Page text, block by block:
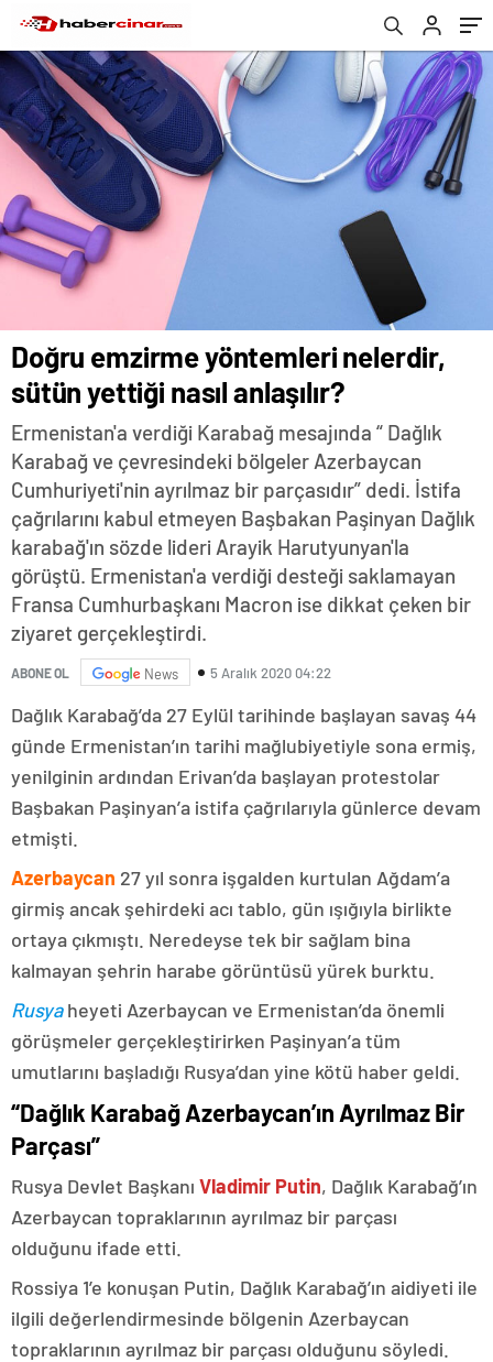
Doğru emzirme yöntemleri nelerdir,
sütün yettiği nasıl anlaşılır?
Ermenistan'a verdiği Karabağ mesajında “ Dağlık
Karabağ ve çevresindeki bölgeler Azerbaycan
Cumhuriyeti'nin ayrılmaz bir parçasıdır” dedi. İstifa
çağrılarını kabul etmeyen Başbakan Paşinyan Dağlık
karabağ'ın sözde lideri Arayik Harutyunyan'la
görüştü. Ermenistan'a verdiği desteği saklamayan
Fransa Cumhurbaşkanı Macron ise dikkat çeken bir
ziyaret gerçekleştirdi.
ABONE OL News 5 Aralık 2020 04:22
Dağlık Karabağ’da 27 Eylül tarihinde başlayan savaş 44
günde Ermenistan’ın tarihi mağlubiyetiyle sona ermiş,
yenilginin ardından Erivan’da başlayan protestolar
Başbakan Paşinyan’a istifa çağrılarıyla günlerce devam
etmişti.
Azerbaycan 27 yıl sonra işgalden kurtulan Ağdam’a
girmiş ancak şehirdeki acı tablo, gün ışığıyla birlikte
ortaya çıkmıştı. Neredeyse tek bir sağlam bina
kalmayan şehrin harabe görüntüsü yürek burktu.
Rusyaheyeti Azerbaycan ve Ermenistan’da önemli
görüşmeler gerçekleştirirken Paşinyan’a tüm
umutlarını başladığı Rusya’dan yine kötü haber geldi.
“Dağlık Karabağ Azerbaycan’ın Ayrılmaz Bir
Parçası”
Rusya Devlet Başkanı Vladimir Putin, Dağlık Karabağ’ın
Azerbaycan topraklarının ayrılmaz bir parçası
olduğunu ifade etti.
Rossiya 1’e konuşan Putin, Dağlık Karabağ’ın aidiyeti ile
ilgili değerlendirmesinde bölgenin Azerbaycan
topraklarının ayrılmaz bir parçası olduğunu söyledi.